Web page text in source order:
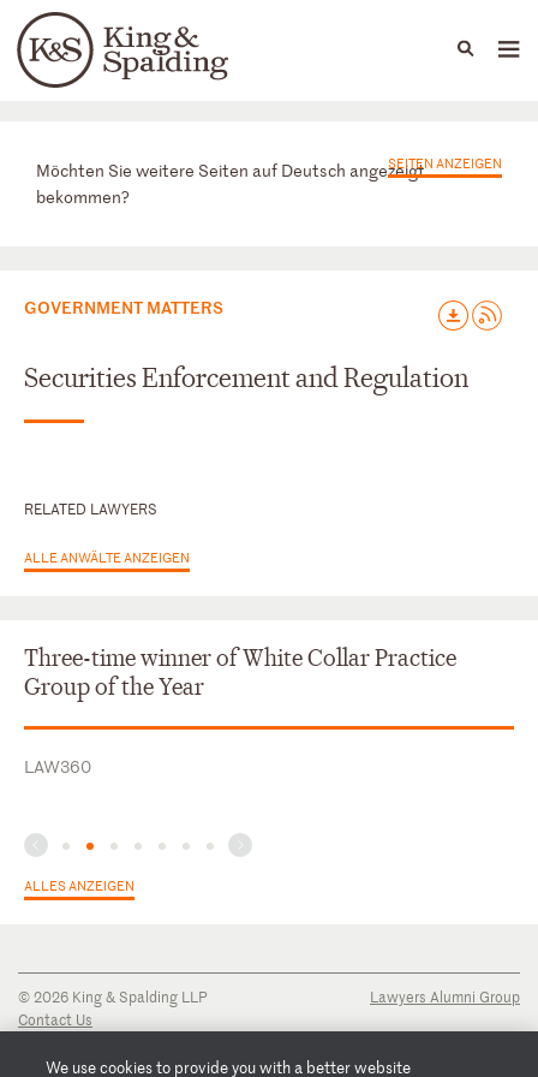
Languages
People Capabilities
Praxisbereiche
Möchten Sie weitere Seiten auf Deutsch angezeigt
bekommen?
SEITEN ANZEIGEN
GOVERNMENT MATTERS
Securities Enforcement and Regulation
RELATED LAWYERS
ALLE ANWÄLTE ANZEIGEN
Three-time winner of White Collar Practice
Group of the Year
LAW360
ALLES ANZEIGEN
© 2026 King & Spalding LLP
Contact Us
Privacy Notice
Lawyers Alumni Group
We use cookies to provide you with a better website